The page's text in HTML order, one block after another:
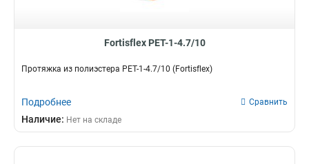
Fortisflex PET-1-4.7/10
Протяжка из полиэстера PET-1-4.7/10 (Fortisflex)
Подробнее Сравнить
Наличие: Нет на складе